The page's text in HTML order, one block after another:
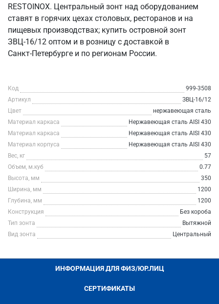
RESTOINOX. Центральный зонт над оборудованием
ставят в горячих цехах столовых, ресторанов и на
пищевых производствах; купить островной зонт
ЗВЦ-16/12 оптом и в розницу с доставкой в
Санкт‑Петербурге и по регионам России.
Код
999-3508
Артикул
ЗВЦ-16/12
Цвет
нержавеющая сталь
Материал каркаса
Нержавеющая сталь AISI 430
Материал каркаса
Нержавеющая сталь AISI 430
Материал корпуса
Нержавеющая сталь AISI 430
Вес, кг
57
Объем, м.куб
0.77
Высота, мм
350
Ширина, мм
1200
Глубина, мм
1200
Конструкция
Без короба
Тип зонта
Вытяжной
Вид зонта
Центральный
ИНФОРМАЦИЯ ДЛЯ ФИЗ/ЮР.ЛИЦ
СЕРТИФИКАТЫ